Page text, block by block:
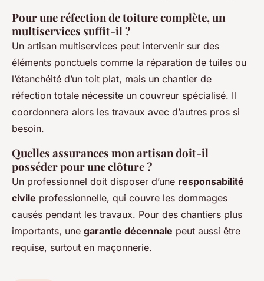
Pour une réfection de toiture complète, un
multiservices suffit-il ?
Un artisan multiservices peut intervenir sur des
éléments ponctuels comme la réparation de tuiles ou
l’étanchéité d’un toit plat, mais un chantier de
réfection totale nécessite un couvreur spécialisé. Il
coordonnera alors les travaux avec d’autres pros si
besoin.
Quelles assurances mon artisan doit-il
posséder pour une clôture ?
Un professionnel doit disposer d’une responsabilité
civile professionnelle, qui couvre les dommages
causés pendant les travaux. Pour des chantiers plus
importants, une garantie décennale peut aussi être
requise, surtout en maçonnerie.